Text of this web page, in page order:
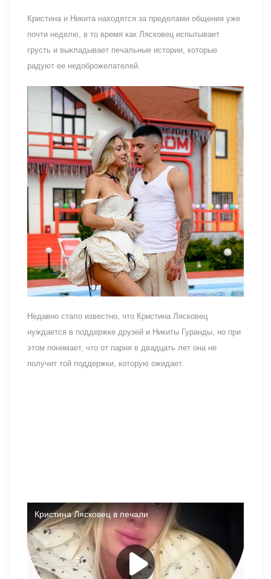
Кристина и Никита находятся за пределами общения уже
почти неделю, в то время как Лясковец испытывает
грусть и выкладывает печальные истории, которые
радуют ее недоброжелателей.
Недавно стало известно, что Кристина Лясковец
нуждается в поддержке друзей и Никиты Гуранды, но при
этом понимает, что от парня в двадцать лет она не
получит той поддержки, которую ожидает.
Возможно, поэтому Кристина опубликовала видео, на
котором она в слезах? Еще на проекте 'Дом-2' Лясковец
начала плакать из-за отсутствия внимания со стороны
Никиты. На ночном эфире 02.06.2026 года она
обнималась с друзьями, однако этого оказалось